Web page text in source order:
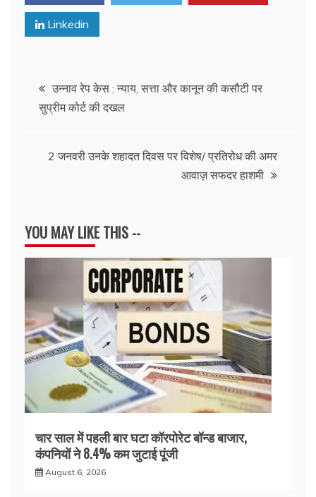
Linkedin
Post
navigation
उन्नाव रेप केस : न्याय, सत्ता और कानून की कसौटी पर
सुप्रीम कोर्ट की दखल
2 जनवरी उनके शहादत दिवस पर विशेष/ प्रतिरोध की अमर
आवाज़ सफदर हाशमी
YOU MAY LIKE THIS --
चार साल में पहली बार घटा कॉरपोरेट बॉन्ड बाजार,
कंपनियों ने 8.4% कम जुटाई पूंजी
August 6, 2026